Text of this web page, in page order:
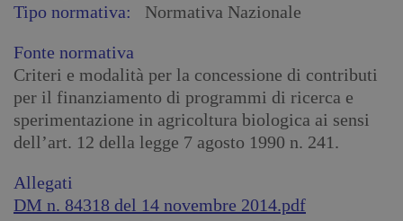
Tipo normativa:
Normativa Nazionale
Fonte normativa
Criteri e modalità per la concessione di contributi
per il finanziamento di programmi di ricerca e
sperimentazione in agricoltura biologica ai sensi
dell’art. 12 della legge 7 agosto 1990 n. 241.
Allegati
DM n. 84318 del 14 novembre 2014.pdf